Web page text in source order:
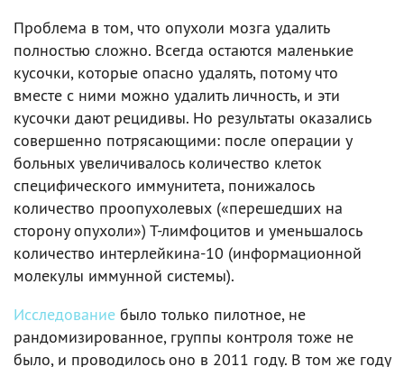
Проблема в том, что опухоли мозга удалить
полностью сложно. Всегда остаются маленькие
кусочки, которые опасно удалять, потому что
вместе с ними можно удалить личность, и эти
кусочки дают рецидивы. Но результаты оказались
совершенно потрясающими: после операции у
больных увеличивалось количество клеток
специфического иммунитета, понижалось
количество проопухолевых («перешедших на
сторону опухоли») Т-лимфоцитов и уменьшалось
количество интерлейкина-10 (информационной
молекулы иммунной системы).
Исследование было только пилотное, не
рандомизированное, группы контроля тоже не
было, и проводилось оно в 2011 году. В том же году